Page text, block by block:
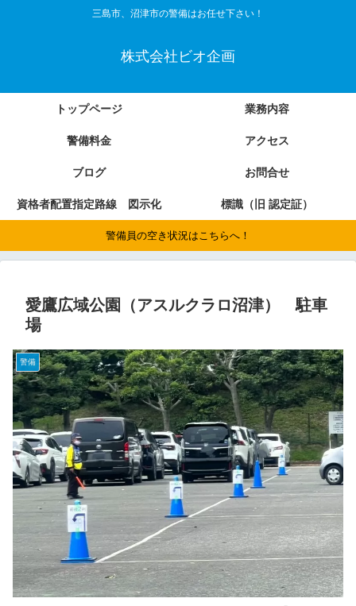
三島市、沼津市の警備はお任せ下さい！
株式会社ビオ企画
トップページ 業務内容
警備料金 アクセス
ブログ お問合せ
資格者配置指定路線 図示化 標識（旧 認定証）
警備員の空き状況はこちらへ！
愛鷹広域公園（アスルクラロ沼津） 駐車
場
警備